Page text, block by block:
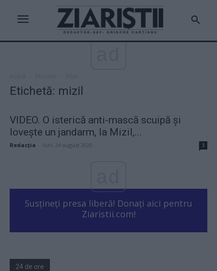
Etichetă: mizil
VIDEO. O isterică anti-mască scuipă și
lovește un jandarm, la Mizil,...
Redacţia luni, 24 august 2020 3
Susțineți presa liberă! Donați aici pentru
Ziaristii.com!
24 de ore